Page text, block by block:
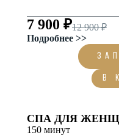
7 900 ₽12 900 ₽
Подробнее >>
В
СПА ДЛЯ
150 минут